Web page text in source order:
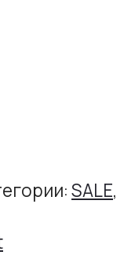
SALE,